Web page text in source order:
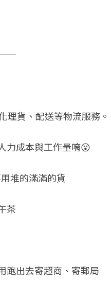
貨、配送等物流服務。
力成本與工作量唷😮
堆的滿滿的貨
茶
跑出去寄超商、寄郵局